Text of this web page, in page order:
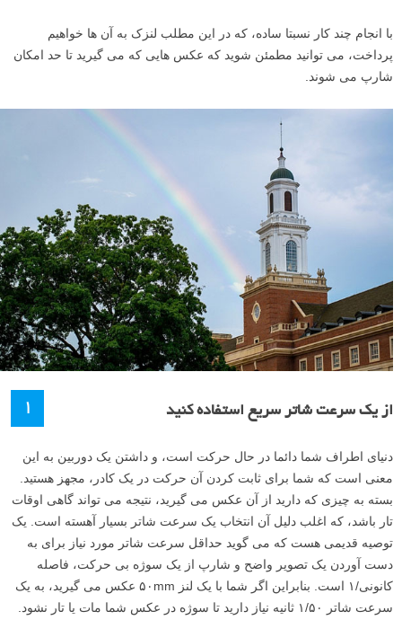
با انجام چند کار نسبتا ساده، که در این مطلب لنزک به آن ها خواهیم
پرداخت، می توانید مطمئن شوید که عکس هایی که می گیرید تا حد امکان
شارپ می شوند.
۱ از یک سرعت شاتر سریع استفاده کنید
دنیای اطراف شما دائما در حال حرکت است، و داشتن یک دوربین به این
معنی است که شما برای ثابت کردن آن حرکت در یک کادر، مجهز هستید.
بسته به چیزی که دارید از آن عکس می گیرید، نتیجه می تواند گاهی اوقات
تار باشد، که اغلب دلیل آن انتخاب یک سرعت شاتر بسیار آهسته است. یک
توصیه قدیمی هست که می گوید حداقل سرعت شاتر مورد نیاز برای به
دست آوردن یک تصویر واضح و شارپ از یک سوژه بی حرکت، فاصله
کانونی/۱ است. بنابراین اگر شما با یک لنز ۵۰mm عکس می گیرید، به یک
سرعت شاتر ۱/۵۰ ثانیه نیاز دارید تا سوژه در عکس شما مات یا تار نشود.